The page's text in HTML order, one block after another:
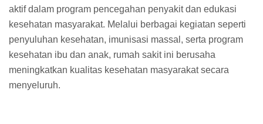
aktif dalam program pencegahan penyakit dan edukasi
kesehatan masyarakat. Melalui berbagai kegiatan seperti
penyuluhan kesehatan, imunisasi massal, serta program
kesehatan ibu dan anak, rumah sakit ini berusaha
meningkatkan kualitas kesehatan masyarakat secara
menyeluruh.